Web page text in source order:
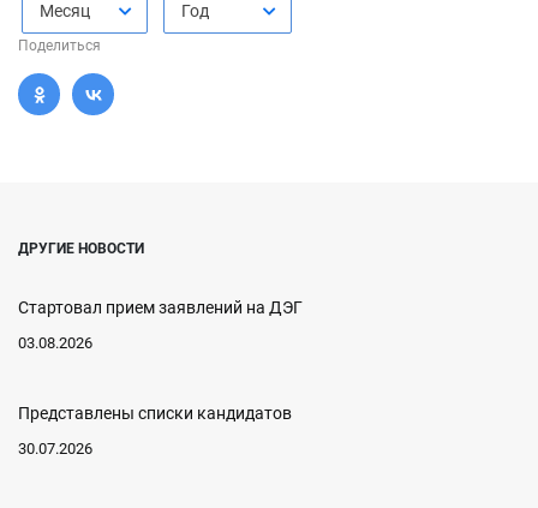
Месяц Год
Поделиться
ДРУГИЕ НОВОСТИ
Стартовал прием заявлений на ДЭГ
03.08.2026
Представлены списки кандидатов
30.07.2026